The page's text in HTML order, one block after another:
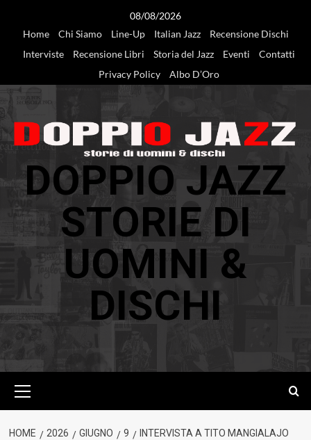
08/08/2026
Home
Chi Siamo Line-Up Italian Jazz
Recensione Dischi
Interviste
Recensione Libri Storia del Jazz Eventi
Contatti
Privacy Policy
Albo D’Oro
DOPPIO JAZZ
STORIE DI
UOMINI &
DISCHI
principale
HOME 2026 GIUGNO 9
INTERVISTA A TITO MANGIALAJO